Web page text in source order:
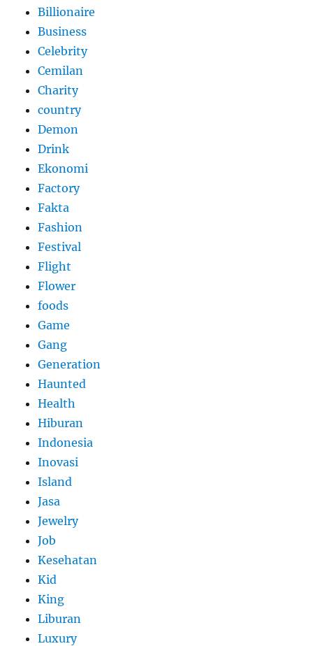
Billionaire
Business
Celebrity
Cemilan
Charity
country
Demon
Drink
Ekonomi
Factory
Fakta
Fashion
Festival
Flight
Flower
foods
Game
Gang
Generation
Haunted
Health
Hiburan
Indonesia
Inovasi
Island
Jasa
Jewelry
Job
Kesehatan
Kid
King
Liburan
Luxury